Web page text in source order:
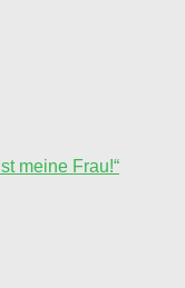
meine Frau!“